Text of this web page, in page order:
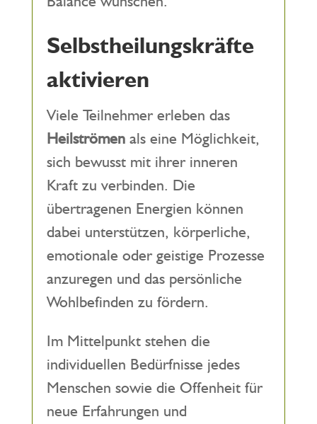
Selbstheilungskräfte
aktivieren
Viele Teilnehmer erleben das
Heilströmenals eine Möglichkeit,
sich bewusst mit ihrer inneren
Kraft zu verbinden. Die
übertragenen Energien können
dabei unterstützen, körperliche,
emotionale oder geistige Prozesse
anzuregen und das persönliche
Wohlbefinden zu fördern.
Im Mittelpunkt stehen die
individuellen Bedürfnisse jedes
Menschen sowie die Offenheit für
neue Erfahrungen und